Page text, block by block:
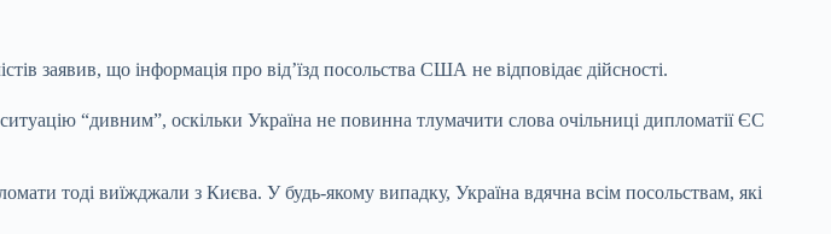
заявив, що інформація про від’їзд посольства США не відповідає дійсності.
“дивним”, оскільки Україна не повинна тлумачити слова очільниці дипломатії ЄС
тоді виїжджали з Києва. У будь-якому випадку, Україна вдячна всім посольствам, які